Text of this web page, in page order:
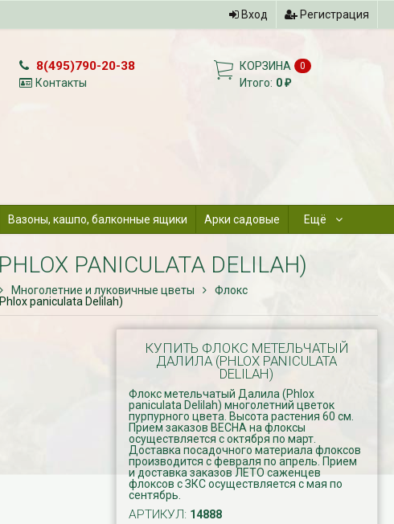
Вход Регистрация
8(495)790-20-38
Контакты
КОРЗИНА 0
Итого: 0₽
Вазоны, кашпо, балконные ящики Арки садовые Ещё
PANICULATA DELILAH)
Многолетние и луковичные цветы
Флокс
paniculata Delilah)
КУПИТЬ ФЛОКС МЕТЕЛЬЧАТЫЙ
ДАЛИЛА (PHLOX PANICULATA
DELILAH)
Флокс метельчатый Далила (Phlox
paniculata Delilah) многолетний цветок
пурпурного цвета. Высота растения 60 см.
Прием заказов ВЕСНА на флоксы
осуществляется с октября по март.
Доставка посадочного материала флоксов
производится с февраля по апрель. Прием
и доставка заказов ЛЕТО саженцев
флоксов с ЗКС осуществляется с мая по
сентябрь.
АРТИКУЛ: 14888